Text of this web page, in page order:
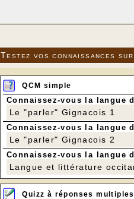
Testez vos connaissances
QCM simple
Connaissez-vous la langue
Le "parler" Gignacois 1
Connaissez-vous la langue
Le "parler" Gignacois 2
Connaissez-vous la langue
Langue et littérature
Quizz à réponses multiples